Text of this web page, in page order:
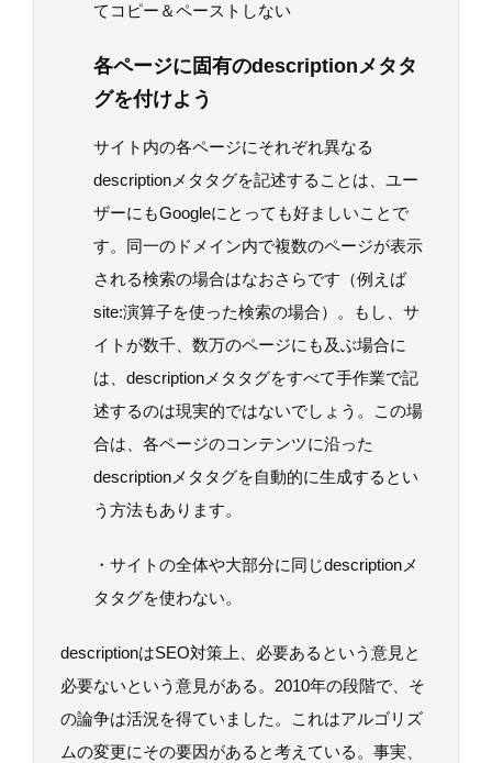
てコピー＆ペーストしない
各ページに固有のdescriptionメタタ
グを付けよう
サイト内の各ページにそれぞれ異なる
descriptionメタタグを記述することは、ユー
ザーにもGoogleにとっても好ましいことで
す。同一のドメイン内で複数のページが表示
される検索の場合はなおさらです（例えば
site:演算子を使った検索の場合）。もし、サ
イトが数千、数万のページにも及ぶ場合に
は、descriptionメタタグをすべて手作業で記
述するのは現実的ではないでしょう。この場
合は、各ページのコンテンツに沿った
descriptionメタタグを自動的に生成するとい
う方法もあります。
・サイトの全体や大部分に同じdescriptionメ
タタグを使わない。
descriptionはSEO対策上、必要あるという意見と
必要ないという意見がある。2010年の段階で、そ
の論争は活況を得ていました。これはアルゴリズ
ムの変更にその要因があると考えている。事実、